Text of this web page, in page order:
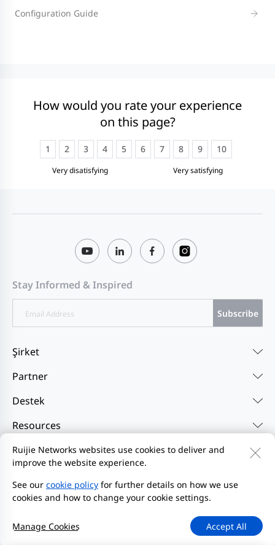
Configuration Guide
How would you rate your experience
on this page?
Very disatisfying
1 2 3 4 5 6 7 8 9 10
Very satisfying
Stay Informed & Inspired
Subscribe
Şirket
Partner
Destek
Resources
Bize Ulaşın Feedback
Gizlilik Politikası
Web Sitesi Kullanıcı Sözleşmesi'ni
Privacy Inquiries
Bildirim Başlat
Site Haritası
2000-2026 Ruijie Networks Co., Ltd.
Ruijie Networks websites use cookies to deliver and
improve the website experience.
See our cookie policy for further details on how we use
cookies and how to change your cookie settings.
Accept All
Manage Cookies